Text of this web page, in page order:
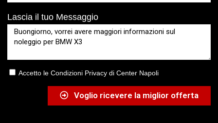
Lascia il tuo Messaggio
Accetto le Condizioni Privacy di Center Napoli
Voglio ricevere la miglior offerta